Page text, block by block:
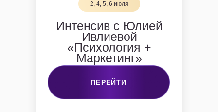
Интенсив с Юлией
Ивлиевой
«Психология +
Маркетинг»
ПЕРЕЙТИ
2, 4, 5, 6 июля